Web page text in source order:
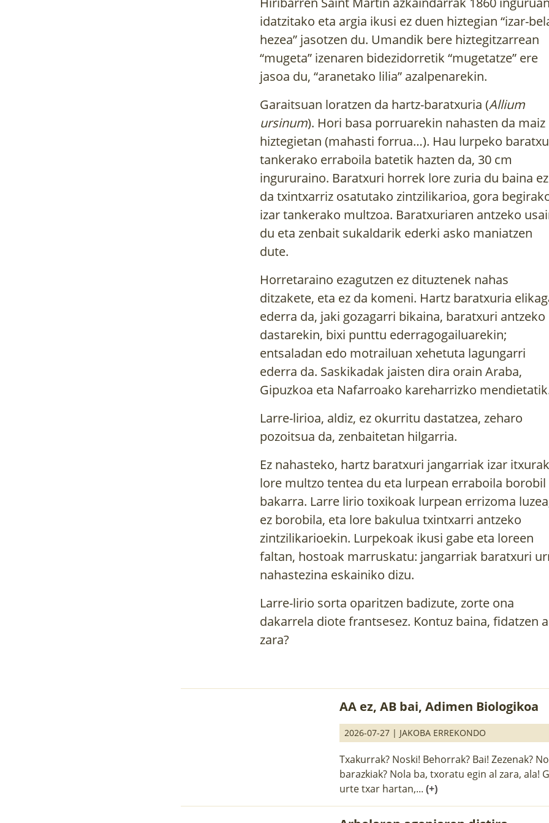
idatzitako eta argia ikusi ez duen hiztegian “izar-
hezea” jasotzen du. Umandik bere hiztegitzarrean
“mugeta” izenaren bidezidorretik “mugetatze” ere
jasoa du, “aranetako lilia” azalpenarekin.
Garaitsuan loratzen da hartz-baratxuria (Allium
ursinum). Hori basa porruarekin nahasten da maiz
hiztegietan (mahasti forrua…). Hau lurpeko
tankerako erraboila batetik hazten da, 30 cm
ingururaino. Baratxuri horrek lore zuria du baina ez
da txintxarriz osatutako zintzilikarioa, gora
izar tankerako multzoa. Baratxuriaren antzeko
du eta zenbait sukaldarik ederki asko maniatzen
dute.
Horretaraino ezagutzen ez dituztenek nahas
ditzakete, eta ez da komeni. Hartz baratxuria
ederra da, jaki gozagarri bikaina, baratxuri antzeko
dastarekin, bixi punttu ederragogailuarekin;
entsaladan edo motrailuan xehetuta lagungarri
ederra da. Saskikadak jaisten dira orain Araba,
Gipuzkoa eta Nafarroako kareharrizko
Larre-lirioa, aldiz, ez okurritu dastatzea, zeharo
pozoitsua da, zenbaitetan hilgarria.
Ez nahasteko, hartz baratxuri jangarriak izar
lore multzo tentea du eta lurpean erraboila borobil
bakarra. Larre lirio toxikoak lurpean errizoma
ez borobila, eta lore bakulua txintxarri antzeko
zintzilikarioekin. Lurpekoak ikusi gabe eta loreen
faltan, hostoak marruskatu: jangarriak baratxuri
nahastezina eskainiko dizu.
Larre-lirio sorta oparitzen badizute, zorte ona
dakarrela diote frantsesez. Kontuz baina, fidatzen
zara?
AA ez, AB bai, Adimen Biologikoa
2026-07-27 | JAKOBA ERREKONDO
Txakurrak? Noski! Behorrak? Bai! Zezenak?
barazkiak? Nola ba, txoratu egin al zara, ala!
urte txar hartan,...(+)